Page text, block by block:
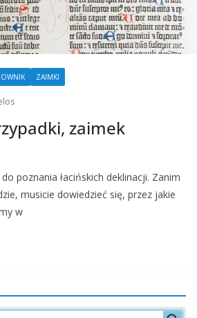
ZAIMKI
zaimek
poznania łacińskich deklinacji. Zanim
musicie dowiedzieć się, przez jakie
w